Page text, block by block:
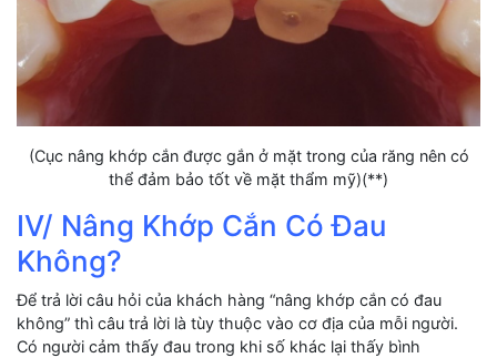
(Cục nâng khớp cắn được gắn ở mặt trong của răng nên có
thể đảm bảo tốt về mặt thẩm mỹ)(**)
IV/ Nâng Khớp Cắn Có Đau
Không?
Để trả lời câu hỏi của khách hàng “nâng khớp cắn có đau
không” thì câu trả lời là tùy thuộc vào cơ địa của mỗi người.
Có người cảm thấy đau trong khi số khác lại thấy bình